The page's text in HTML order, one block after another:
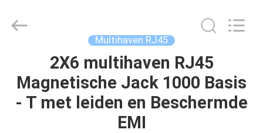
PRODUCTEN
Multihaven RJ45
2X6 multihaven RJ45
Magnetische Jack 1000 Basis
- T met leiden en Beschermde
EMI